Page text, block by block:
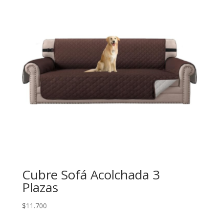
Cubre Sofá Acolchada 3
Plazas
$11.700